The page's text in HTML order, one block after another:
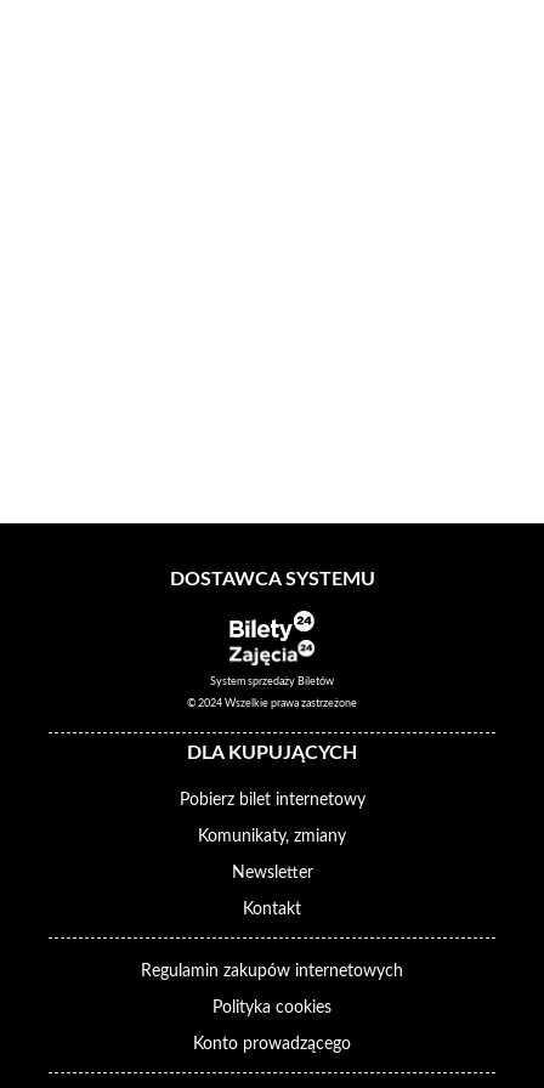
DOSTAWCA SYSTEMU
System sprzedaży Biletów
© 2024 Wszelkie prawa zastrzeżone
DLA KUPUJĄCYCH
Pobierz bilet internetowy
Komunikaty, zmiany
Newsletter
Kontakt
Regulamin zakupów internetowych
Polityka cookies
Konto prowadzącego